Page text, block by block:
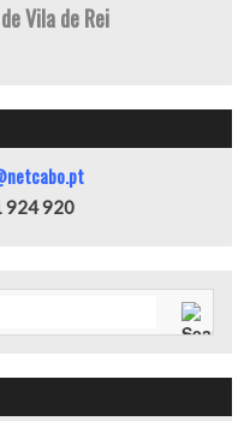
Vila de Rei
924 920